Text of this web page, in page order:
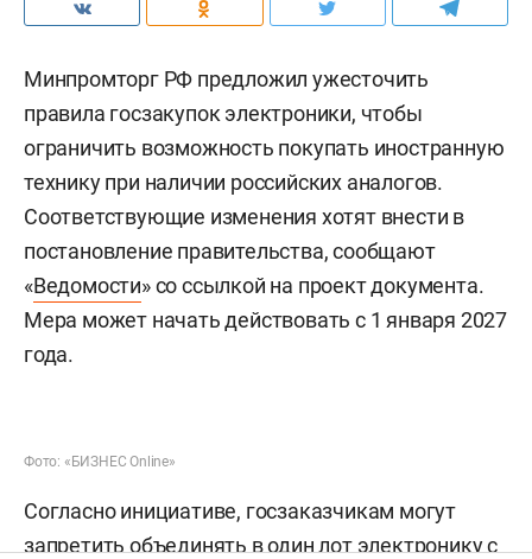
Минпромторг РФ предложил ужесточить
правила госзакупок электроники, чтобы
ограничить возможность покупать иностранную
технику при наличии российских аналогов.
Соответствующие изменения хотят внести в
постановление правительства, сообщают
«Ведомости» со ссылкой на проект документа.
Мера может начать действовать с 1 января 2027
года.
Фото: «БИЗНЕС Online»
Согласно инициативе, госзаказчикам могут
запретить объединять в один лот электронику с